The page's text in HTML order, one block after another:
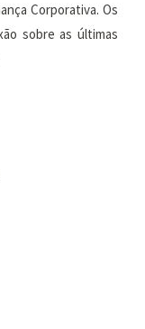
Corporativa. Os
sobre as últimas